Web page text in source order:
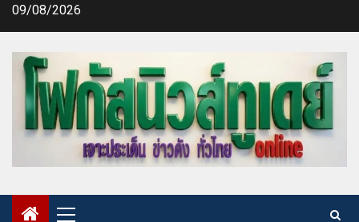
Skip09/08/2026